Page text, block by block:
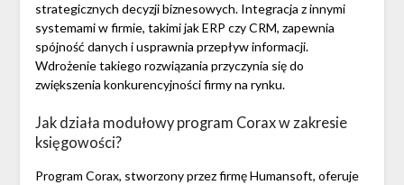
strategicznych decyzji biznesowych. Integracja z innymi
systemami w firmie, takimi jak ERP czy CRM, zapewnia
spójność danych i usprawnia przepływ informacji.
Wdrożenie takiego rozwiązania przyczynia się do
zwiększenia konkurencyjności firmy na rynku.
Jak działa modułowy program Corax w zakresie
księgowości?
Program Corax, stworzony przez firmę Humansoft, oferuje